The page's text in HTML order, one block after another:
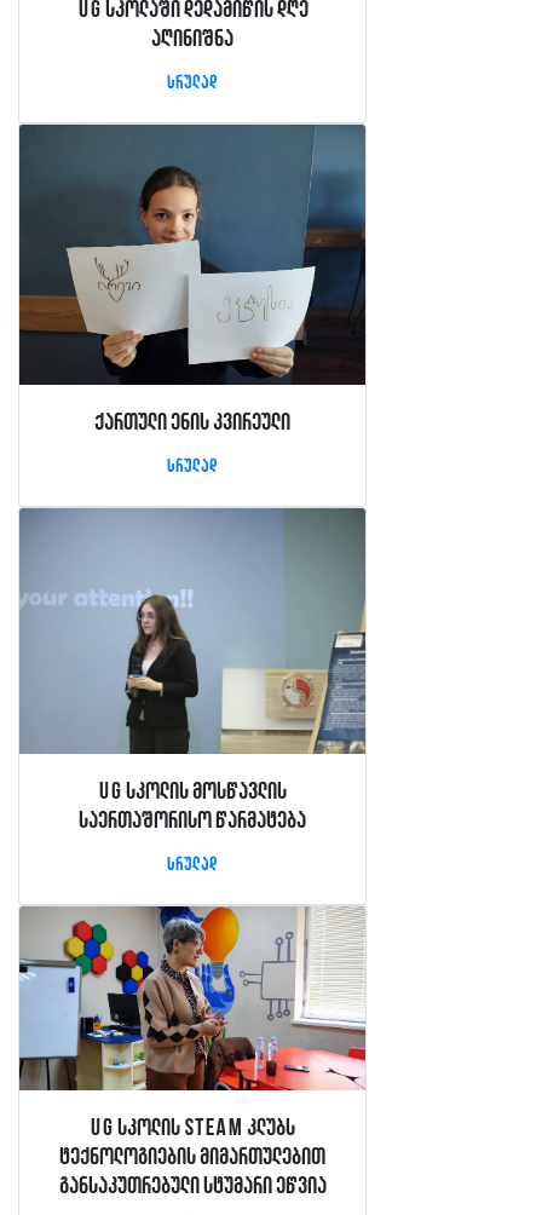
UG სკოლაში დედამიწის დღე
აღინიშნა
სრულად
ქართული ენის კვირეული
სრულად
UG სკოლის მოსწავლის
საერთაშორისო წარმატება
სრულად
UG სკოლის STEAM კლუბს
ტექნოლოგიების მიმართულებით
განსაკუთრებული სტუმარი ეწვია